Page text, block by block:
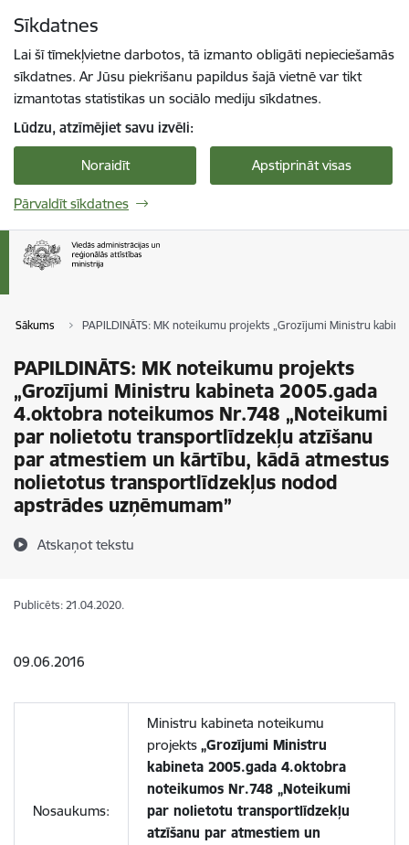
Sīkdatnes
Lai šī tīmekļvietne darbotos, tā izmanto obligāti nepieciešamās
sīkdatnes. Ar Jūsu piekrišanu papildus šajā vietnē var tikt
izmantotas statistikas un sociālo mediju sīkdatnes.
Lūdzu, atzīmējiet savu izvēli:
Noraidīt Apstiprināt visas
Pārvaldīt sīkdatnes
Sākums PAPILDINĀTS: MK noteikumu projekts „Grozījumi Ministru
PAPILDINĀTS: MK noteikumu projekts
„Grozījumi Ministru kabineta 2005.gada
4.oktobra noteikumos Nr.748 „Noteikumi
par nolietotu transportlīdzekļu atzīšanu
par atmestiem un kārtību, kādā atmestus
nolietotus transportlīdzekļus nodod
apstrādes uzņēmumam”
Atskaņot tekstu
Publicēts: 21.04.2020.
09.06.2016
Nosaukums:
Ministru kabineta noteikumu
projekts „Grozījumi Ministru
kabineta 2005.gada 4.oktobra
noteikumos Nr.748 „Noteikumi
par nolietotu transportlīdzekļu
atzīšanu par atmestiem un